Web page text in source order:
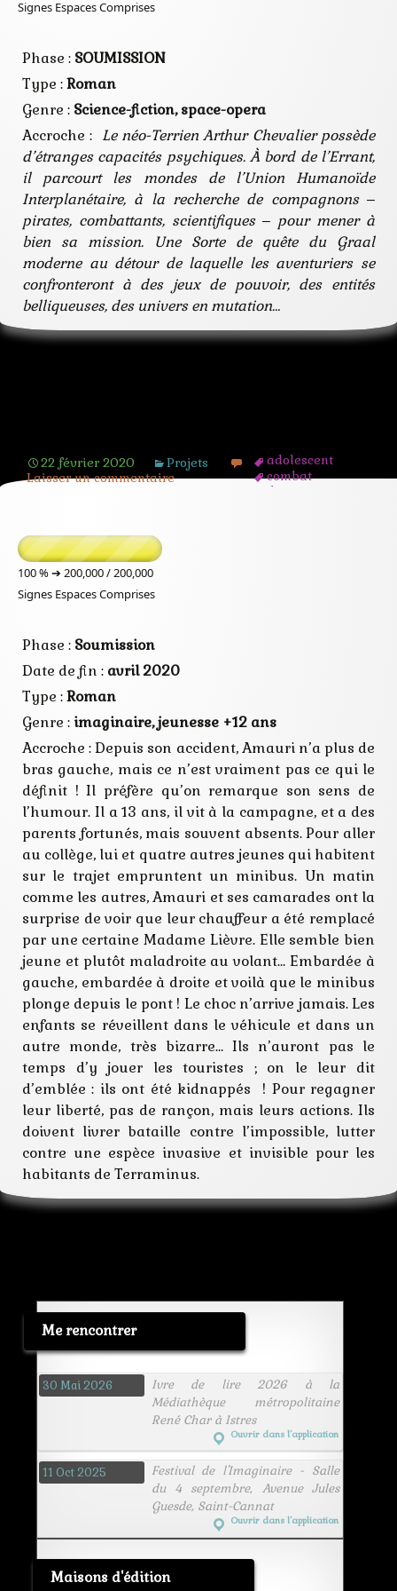
temporel
Signes Espaces Comprises
Phase : SOUMISSION
Type :Roman
Genre : Science-fiction, space-opera
Accroche : Le néo-Terrien Arthur Chevalier possède
d’étranges capacités psychiques. À bord de l’Errant,
il parcourt les mondes de l’Union Humanoïde
Interplanétaire, à la recherche de compagnons ‒
pirates, combattants, scientifiques ‒ pour mener à
bien sa mission. Une Sorte de quête du Graal
moderne au détour de laquelle les aventuriers se
confronteront à des jeux de pouvoir, des entités
belliqueuses, des univers en mutation…
22 février 2020 Projets
adolescent
combat
dimension
Laisser un commentaire
100 % ➔ 200,000 / 200,000
Signes Espaces Comprises
Phase : Soumission
Date de fin : avril 2020
Type :Roman
Genre : imaginaire, jeunesse +12 ans
Accroche : Depuis son accident, Amauri n’a plus de
bras gauche, mais ce n’est vraiment pas ce qui le
définit ! Il préfère qu’on remarque son sens de
l’humour. Il a 13 ans, il vit à la campagne, et a des
parents fortunés, mais souvent absents. Pour aller
au collège, lui et quatre autres jeunes qui habitent
sur le trajet empruntent un minibus. Un matin
comme les autres, Amauri et ses camarades ont la
surprise de voir que leur chauffeur a été remplacé
par une certaine Madame Lièvre. Elle semble bien
jeune et plutôt maladroite au volant… Embardée à
gauche, embardée à droite et voilà que le minibus
plonge depuis le pont ! Le choc n’arrive jamais. Les
enfants se réveillent dans le véhicule et dans un
autre monde, très bizarre… Ils n’auront pas le
temps d’y jouer les touristes ; on le leur dit
d’emblée : ils ont été kidnappés ! Pour regagner
leur liberté, pas de rançon, mais leurs actions. Ils
doivent livrer bataille contre l’impossible, lutter
contre une espèce invasive et invisible pour les
habitants de Terraminus.
Me rencontrer
30 Mai 2026
Ivre de lire 2026 à la
Médiathèque métropolitaine
René Char à Istres
Ouvrir dans l’application
11 Oct 2025
Festival de l'Imaginaire - Salle
du 4 septembre, Avenue Jules
Guesde, Saint-Cannat
Ouvrir dans l’application
Maisons d'édition